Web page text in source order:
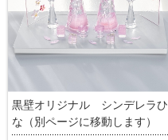
黒壁オリジナル シンデレラひ
な（別ページに移動します）